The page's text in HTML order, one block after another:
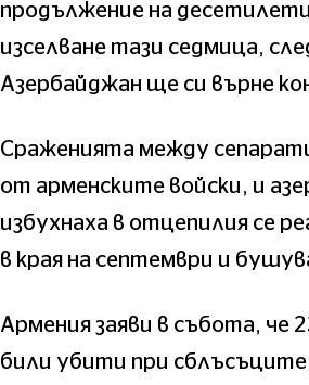
продължение на
изселване тази седмица,
Азербайджан ще си върне
Сраженията между
от арменските войски, и
избухнаха в отцепилия се
в края на септември и
Армения заяви в събота, че
били убити при